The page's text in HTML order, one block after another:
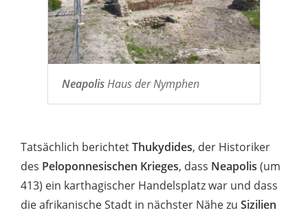
NeapolisHaus der Nymphen
Tatsächlich berichtetThukydides, der Historiker
des Peloponnesischen Krieges, dass Neapolis (um
413) ein karthagischer Handelsplatz war und dass
die afrikanische Stadt in nächster Nähe zu Sizilien